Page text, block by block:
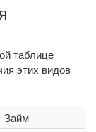
таблице
этих видов
Займ